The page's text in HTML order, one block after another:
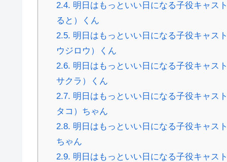
2.4. 明日はもっといい日になる子役キャス
ると）くん
2.5. 明日はもっといい日になる子役キャ
ウジロウ）くん
2.6. 明日はもっといい日になる子役キャス
サクラ）くん
2.7. 明日はもっといい日になる子役キャス
タコ）ちゃん
2.8. 明日はもっといい日になる子役キャス
ちゃん
2.9. 明日はもっといい日になる子役キャス